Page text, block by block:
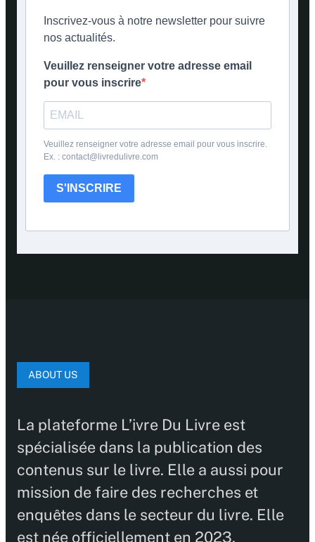
Inscrivez-vous à notre newsletter pour suivre
nos actualités.
Veuillez renseigner votre adresse email
pour vous inscrire
Veuillez renseigner votre adresse email pour vous inscrire.
Ex. : contact@livredulivre.com
S'INSCRIRE
ABOUT US
La plateforme L’ivre Du Livre est
spécialisée dans la publication des
contenus sur le livre. Elle a aussi pour
mission de faire des recherches et
enquêtes dans le secteur du livre. Elle
est née officiellement en 2023.